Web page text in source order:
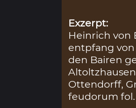
Exzerpt:
Heinrich von
entpfang
den Bairen
Ottendorff,
feudorum fol.